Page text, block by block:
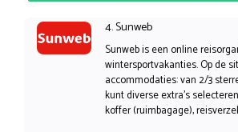
4. Sunweb
Sunweb is een online
wintersportvakanties. Op de
accommodaties: van 2/3
kunt diverse extra’s
koffer (ruimbagage),